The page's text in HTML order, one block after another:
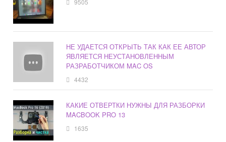
9505
НЕ УДАЕТСЯ ОТКРЫТЬ ТАК КАК ЕЕ АВТОР
ЯВЛЯЕТСЯ НЕУСТАНОВЛЕННЫМ
РАЗРАБОТЧИКОМ MAC OS
4432
КАКИЕ ОТВЕРТКИ НУЖНЫ ДЛЯ РАЗБОРКИ
MACBOOK PRO 13
1635